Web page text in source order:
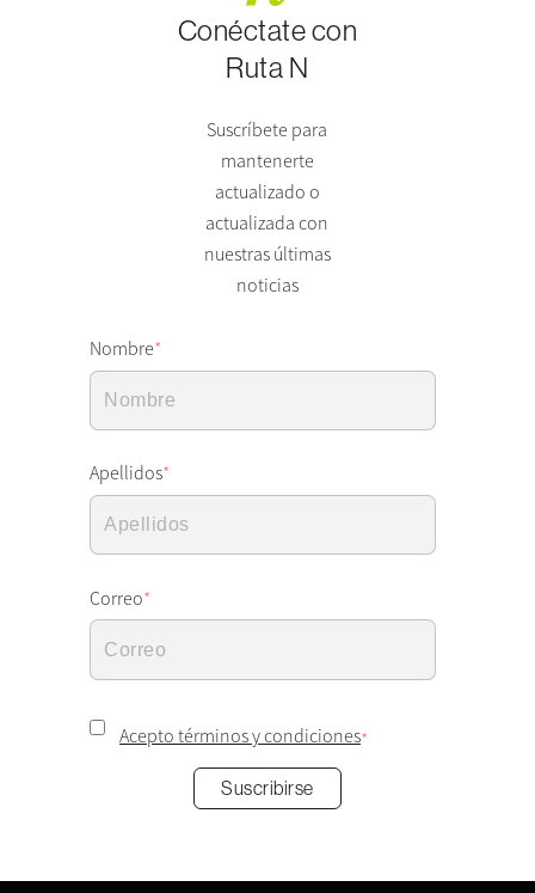
Conéctate con
Ruta N
Suscríbete para
mantenerte
actualizado o
actualizada con
nuestras últimas
noticias
Nombre*
Apellidos*
Correo*
Acepto términos y condiciones*